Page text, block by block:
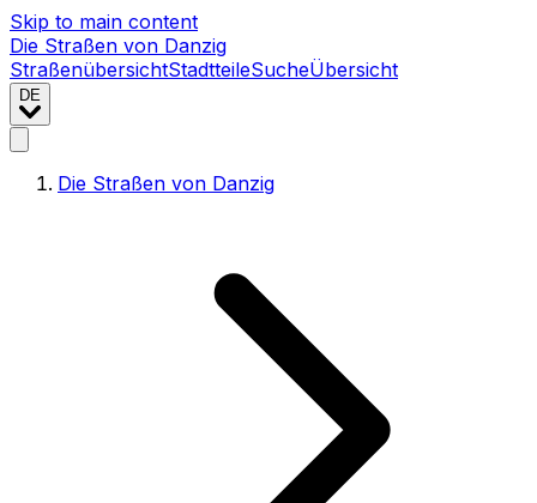
Skip to main content
Die Straßen von Danzig
StraßenübersichtStadtteileSucheÜbersicht
DE
Die Straßen von Danzig